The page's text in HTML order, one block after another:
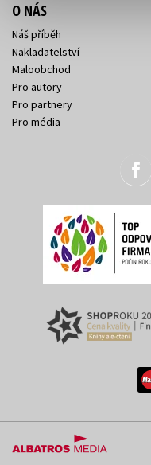
O NÁS
Náš příběh
Nakladatelství
Maloobchod
Pro autory
Pro partnery
Pro média